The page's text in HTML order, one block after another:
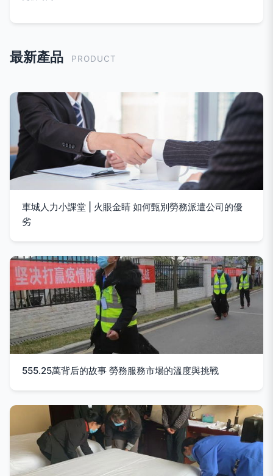
最新產品 PRODUCT
車城人力小課堂 | 火眼金睛 如何甄別勞務派遣公司的優
劣
555.25萬背后的故事 勞務服務市場的溫度與挑戰